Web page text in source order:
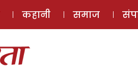
कहानी समाज